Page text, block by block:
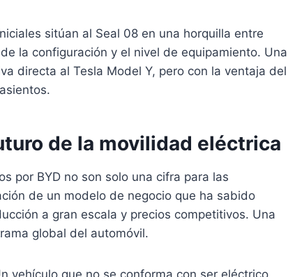
sitúan al Seal 08 en una horquilla entre
la configuración y el nivel de equipamiento. Una
directa al Tesla Model Y, pero con la ventaja del
de la movilidad eléctrica
por BYD no son solo una cifra para las
de un modelo de negocio que ha sabido
a gran escala y precios competitivos. Una
global del automóvil.
vehículo que no se conforma con ser eléctrico,